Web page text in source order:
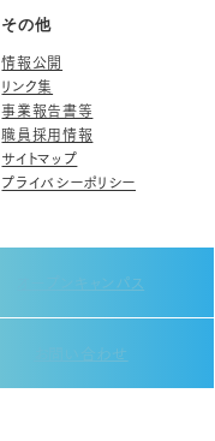
その他
情報公開
リンク集
事業報告書等
職員採用情報
サイトマップ
プライバシーポリシー
オープンキャンパス
お問い合わせ